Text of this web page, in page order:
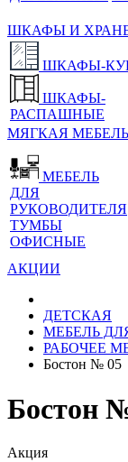
ШКАФЫ И
ШКАФЫ-
ШКАФЫ-
РАСПАШНЫЕ
МЯГКАЯ МЕБЕЛЬ
МЕБЕЛЬ
ДЛЯ
РУКОВОДИТЕЛЯ
ТУМБЫ
ОФИСНЫЕ
АКЦИИ
ДЕТСКАЯ
МЕБЕЛЬ
РАБОЧЕЕ
Бостон № 05
Бостон
Акция